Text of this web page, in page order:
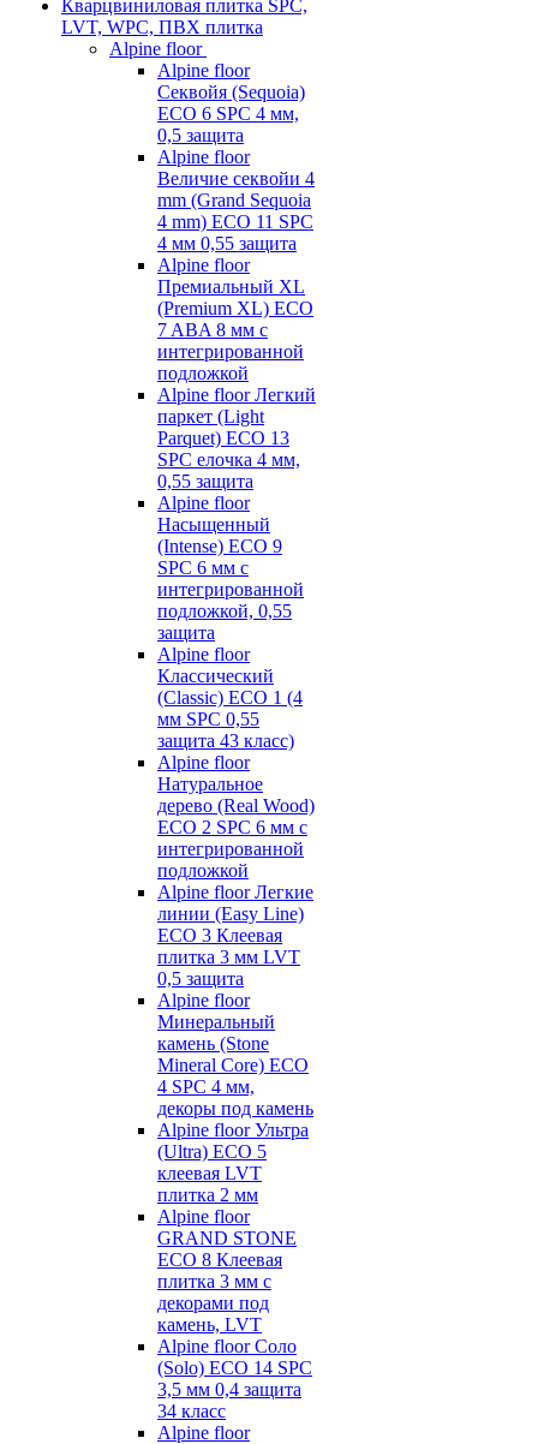
Кварцвиниловая плитка SPC,
LVT, WPC, ПВХ плитка
Alpine floor
Alpine floor
Секвойя (Sequoia)
ECO 6 SPC 4 мм,
0,5 защита
Alpine floor
Величие секвойи 4
mm (Grand Sequoia
4 mm) ECO 11 SPC
4 мм 0,55 защита
Alpine floor
Премиальный XL
(Premium XL) ECO
7 ABA 8 мм с
интегрированной
подложкой
Alpine floor Легкий
паркет (Light
Parquet) ECO 13
SPC елочка 4 мм,
0,55 защита
Alpine floor
Насыщенный
(Intense) ECO 9
SPC 6 мм с
интегрированной
подложкой, 0,55
защита
Alpine floor
Классический
(Classic) ECO 1 (4
мм SPC 0,55
защита 43 класс)
Alpine floor
Натуральное
дерево (Real Wood)
ECO 2 SPC 6 мм с
интегрированной
подложкой
Alpine floor Легкие
линии (Easy Line)
ECO 3 Клеевая
плитка 3 мм LVT
0,5 защита
Alpine floor
Минеральный
камень (Stone
Mineral Core) ECO
4 SPC 4 мм,
декоры под камень
Alpine floor Ультра
(Ultra) ECO 5
клеевая LVT
плитка 2 мм
Alpine floor
GRAND STONE
ECO 8 Клеевая
плитка 3 мм с
декорами под
камень, LVT
Alpine floor Соло
(Solo) ECO 14 SPC
3,5 мм 0,4 защита
34 класс
Alpine floor